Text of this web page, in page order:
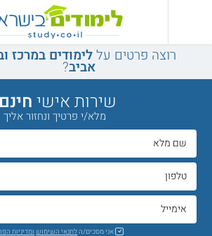
רוצה פרטים עללימודים במרכז
אביב?
שירות אישי
מלא/י פרטיך ונחזור אליך
אני מסכים/הלתנאי השימוש ומדיניות